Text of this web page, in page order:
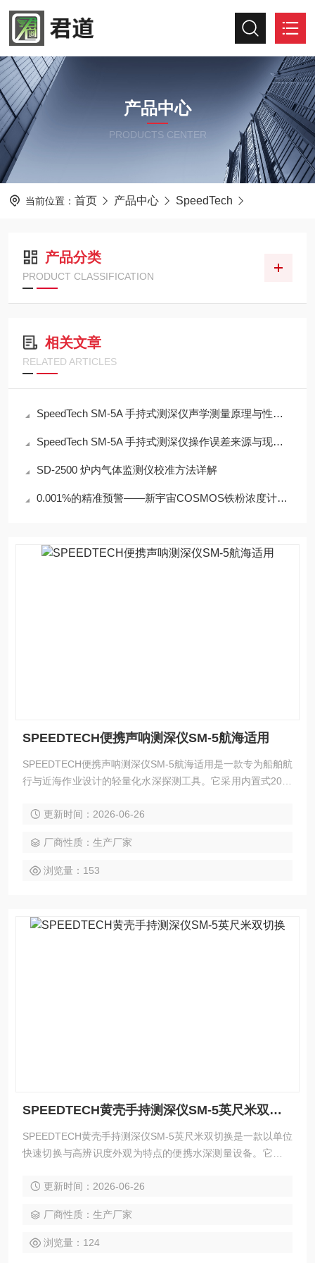
产品中心
PRODUCTS CENTER
当前位置： 首页 产品中心 SpeedTech
产品分类
PRODUCT CLASSIFICATION
相关文章
RELATED ARTICLES
SpeedTech SM-5A 手持式测深仪声学测量原理与性能分析
SpeedTech SM-5A 手持式测深仪操作误差来源与现场应用技术规范
SD-2500 炉内气体监测仪校准方法详解
0.001%的精准预警——新宇宙COSMOS铁粉浓度计SDM-72守护齿轮箱健康
SPEEDTECH便携声呐测深仪SM-5航海适用
SPEEDTECH便携声呐测深仪SM-5航海适用是一款专为船舶航
行与近海作业设计的轻量化水深探测工具。它采用内置式200k
取水底深度数据，读数精细至0.1单位。整机具备50米深防水
能，为航行安全与作业决策提供实时水深依据。
更新时间：2026-06-26
厂商性质：生产厂家
浏览量：153
SPEEDTECH黄壳手持测深仪SM-5英尺米双切换
SPEEDTECH黄壳手持测深仪SM-5英尺米双切换是一款以单位
快速切换与高辨识度外观为特点的便携水深测量设备。它内置
79米）范围内提供0.1单位精度的深度读数。整机具备50米防
中易于识别，适用于航海导航、渔业探查、潜水作业及水文测
量等场景。
更新时间：2026-06-26
厂商性质：生产厂家
浏览量：124